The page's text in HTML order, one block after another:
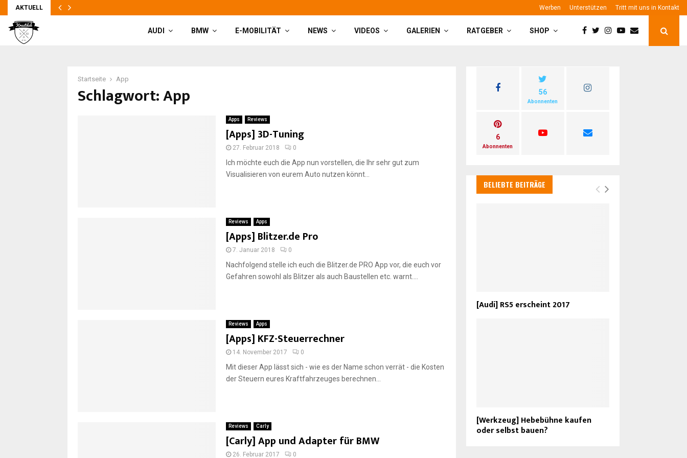
Werben Unterstützen Tritt mit uns in Kontakt
AKTUELL
AUDI BMW E-MOBILITÄT NEWS VIDEOS GALERIEN RATGEBER SHOP
Startseite App
Schlagwort: App
Apps Reviews
[Apps] 3D-Tuning
27. Februar 2018 0
Ich möchte euch die App nun vorstellen, die Ihr sehr gut zum
Visualisieren von eurem Auto nutzen könnt...
Reviews Apps
[Apps] Blitzer.de Pro
7. Januar 2018 0
Nachfolgend stelle ich euch die Blitzer.de PRO App vor, die euch vor
Gefahren sowohl als Blitzer als auch Baustellen etc. warnt....
Reviews Apps
[Apps] KFZ-Steuerrechner
14. November 2017 0
Mit dieser App lässt sich - wie es der Name schon verrät - die Kosten
der Steuern eures Kraftfahrzeuges berechnen...
Reviews Carly
[Carly] App und Adapter für BMW
26. Februar 2017 0
56
Abonnenten
6
Abonnenten
BELIEBTE BEITRÄGE
[Audi] RS5 erscheint 2017
[Werkzeug] Hebebühne kaufen
oder selbst bauen?